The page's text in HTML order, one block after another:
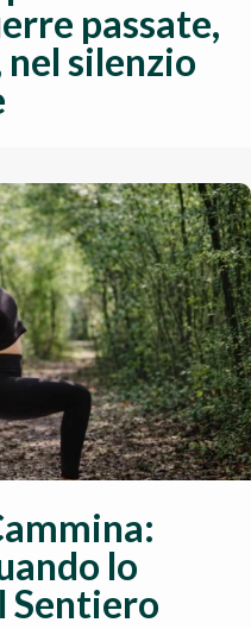
passate,
silenzio
lo
Sentiero